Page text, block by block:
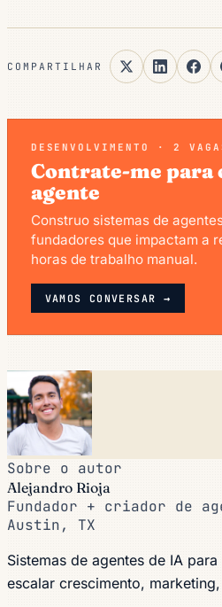
COMPARTILHAR
DESENVOLVIMENTO · 2
Contrate-me
agente
Construo sistemas de
fundadores que impactam a
horas de trabalho manual.
VAMOS CONVERSAR →
Sobre o autor
Alejandro Rioja
Fundador + criador de
Austin, TX
Sistemas de agentes de IA
escalar crescimento,